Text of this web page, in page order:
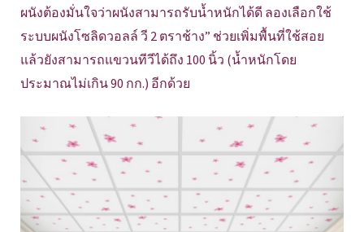
ผนังต้องมั่นใจว่าผนังสามารถรับน้ำหนักได้ดี ลองเลือกใช้
ระบบผนังโซลิดวอลล์ วี 2 ตราช้าง” ช่วยเพิ่มพื้นที่ใช้สอย
แล้วยังสามารถแขวนทีวีได้ถึง 100 นิ้ว (น้ำหนักโดย
ประมาณไม่เกิน 90 กก.) อีกด้วย